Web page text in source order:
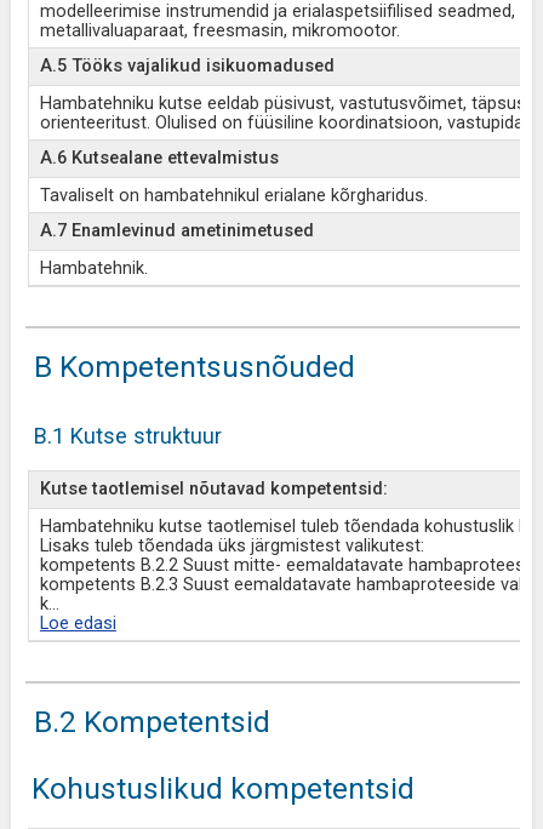
modelleerimise instrumendid ja erialaspetsiifilised seadmed, nt
metallivaluaparaat, freesmasin, mikromootor.
A.5 Tööks vajalikud isikuomadused
Hambatehniku kutse eeldab püsivust, vastutusvõimet,
orienteeritust. Olulised on füüsiline koordinatsioon,
A.6 Kutsealane ettevalmistus
Tavaliselt on hambatehnikul erialane kõrgharidus.
A.7 Enamlevinud ametinimetused
Hambatehnik.
B Kompetentsusnõuded
B.1 Kutse struktuur
Kutse taotlemisel nõutavad kompetentsid:
Hambatehniku kutse taotlemisel tuleb tõendada kohustuslik
Lisaks tuleb tõendada üks järgmistest valikutest:
kompetents B.2.2 Suust mitte- eemaldatavate
kompetents B.2.3 Suust eemaldatavate hambaproteeside
k...
Loe edasi
B.2 Kompetentsid
Kohustuslikud kompetentsid